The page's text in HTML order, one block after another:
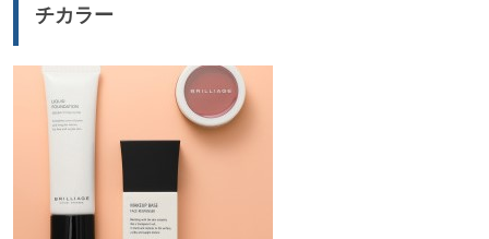
チカラー